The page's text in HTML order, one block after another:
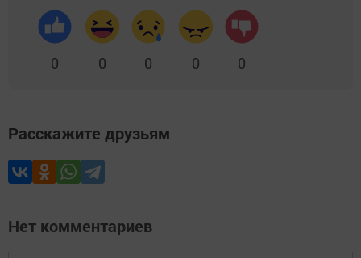
0 0 0 0 0
Расскажите друзьям
Нет комментариев